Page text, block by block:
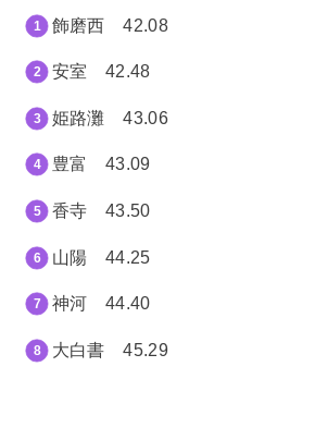
飾磨西 42.08
安室 42.48
姫路灘 43.06
豊富 43.09
香寺 43.50
山陽 44.25
神河 44.40
大白書 45.29